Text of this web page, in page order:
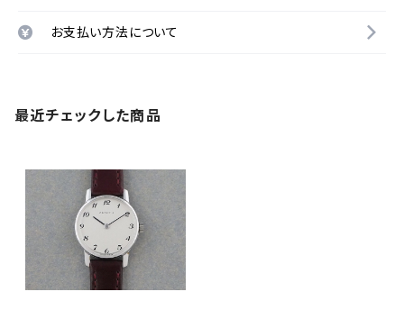
お支払い方法について
最近チェックした商品